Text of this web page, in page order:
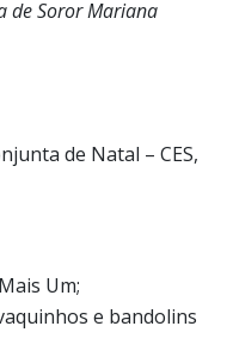
de Soror Mariana
de Natal – CES,
Um;
e bandolins